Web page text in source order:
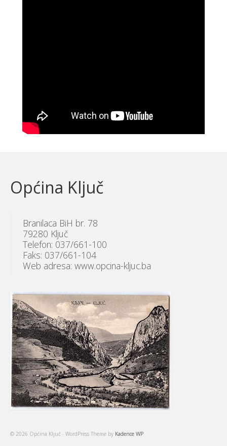
Općina Ključ
Branilaca BiH br. 78
79280 Ključ
Telefon: 037/661-100
Faks: 037/661-104
Web adresa: www.opcina-kljuc.ba
© 2026 Općina Ključ - WordPress Theme by Kadence WP